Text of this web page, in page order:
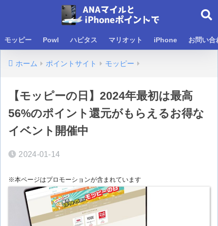
モッピー Powl ハピタス マリオット iPhone お問い合
ホーム ポイントサイト モッピー
【モッピーの日】2024年最初は最高
56%のポイント還元がもらえるお得な
イベント開催中
2024-01-14
※本ページはプロモーションが含まれています